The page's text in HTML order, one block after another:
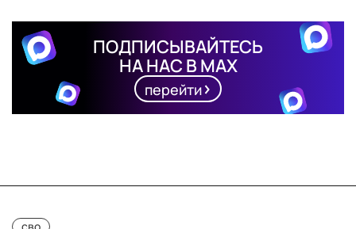
ПОДПИСЫВАЙТЕСЬ
НА НАС В MAX
перейти